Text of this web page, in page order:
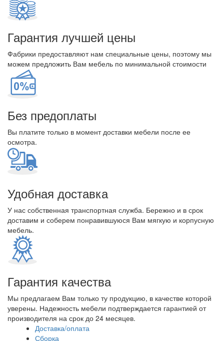
Гарантия лучшей цены
Фабрики предоставляют нам специальные цены, поэтому мы
можем предложить Вам мебель по минимальной стоимости
Без предоплаты
Вы платите только в момент доставки мебели после ее
осмотра.
Удобная доставка
У нас собственная транспортная служба. Бережно и в срок
доставим и соберем понравившуюся Вам мягкую и корпусную
мебель.
Гарантия качества
Мы предлагаем Вам только ту продукцию, в качестве которой
уверены. Надежность мебели подтверждается гарантией от
производителя на срок до 24 месяцев.
Доставка/оплата
Сборка